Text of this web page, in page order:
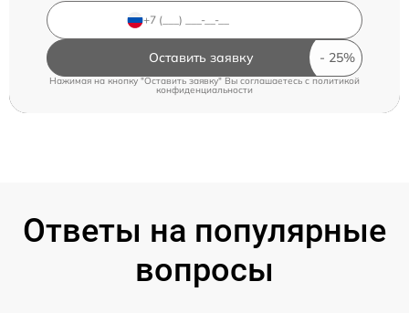
Оставить заявку
Нажимая на кнопку "Оставить заявку" Вы соглашаетесь cполитикой
конфиденциальности
Ответы на популярные
вопросы